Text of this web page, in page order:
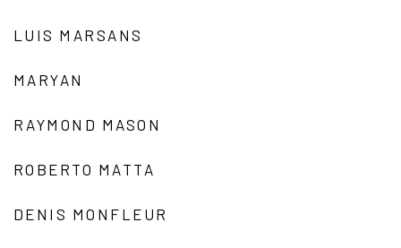
LUIS MARSANS
MARYAN
RAYMOND MASON
ROBERTO MATTA
DENIS MONFLEUR